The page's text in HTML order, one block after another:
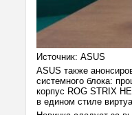
Источник: ASUS
ASUS также
системного блока:
корпус ROG STRIX
в едином стиле